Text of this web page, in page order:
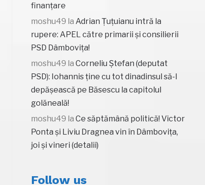
finanțare
moshu49 la Adrian Țuțuianu intră la
rupere: APEL către primarii și consilierii
PSD Dâmbovița!
moshu49 la Corneliu Ștefan (deputat
PSD): Iohannis ține cu tot dinadinsul să-l
depășească pe Băsescu la capitolul
golăneală!
moshu49 la Ce săptămână politică! Victor
Ponta și Liviu Dragnea vin în Dâmbovița,
joi și vineri (detalii)
Follow us